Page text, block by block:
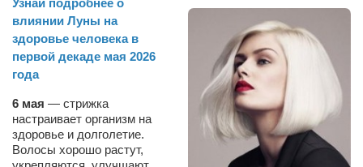
Узнай подробнее о
влиянии Луны на
здоровье человека в
первой декаде мая 2026
года
6 мая — стрижка
настраивает организм на
здоровье и долголетие.
Волосы хорошо растут,